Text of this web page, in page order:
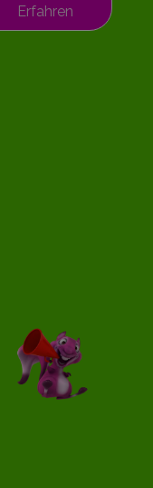
Erfahren